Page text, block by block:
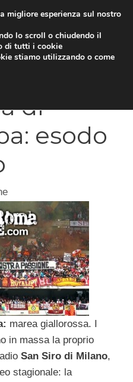
di
esodo
marea giallorossa. I
in massa la proprio
San Siro di Milano,
stagionale: la
migliore esperienza sul nostro
lo scroll o chiudendo il
di tutti i cookie
stiamo utilizzando o come